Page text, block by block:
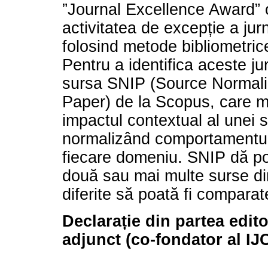
”Journal Excellence Award”
activitatea de excepție a
folosind metode
Pentru a identifica aceste
sursa SNIP (Source
Paper) de la Scopus, care
impactul contextual al unei
normalizând
fiecare domeniu. SNIP dă
două sau mai multe surse
diferite să poată fi
Declarație din partea
adjunct (co-fondator al